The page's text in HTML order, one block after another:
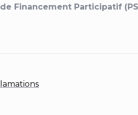
de Financement Participatif